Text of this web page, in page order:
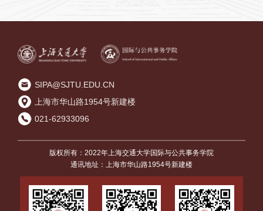
SIPA@SJTU.EDU.CN
上海市华山路1954号新建楼
021-62933096
版权所有：2022年上海交通大学国际与公共事务学院
通讯地址：上海市华山路1954号新建楼